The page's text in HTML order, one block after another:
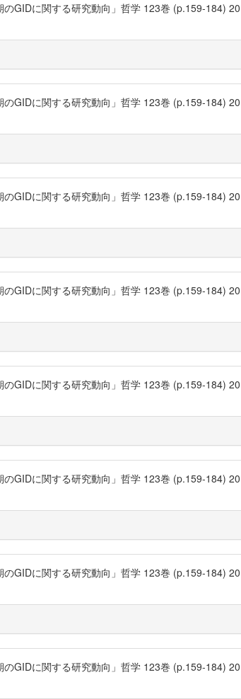
GIDに関する研究動向」哲学 123巻 (p.159-184)
GIDに関する研究動向」哲学 123巻 (p.159-184)
GIDに関する研究動向」哲学 123巻 (p.159-184)
GIDに関する研究動向」哲学 123巻 (p.159-184)
GIDに関する研究動向」哲学 123巻 (p.159-184)
GIDに関する研究動向」哲学 123巻 (p.159-184)
GIDに関する研究動向」哲学 123巻 (p.159-184)
GIDに関する研究動向」哲学 123巻 (p.159-184)